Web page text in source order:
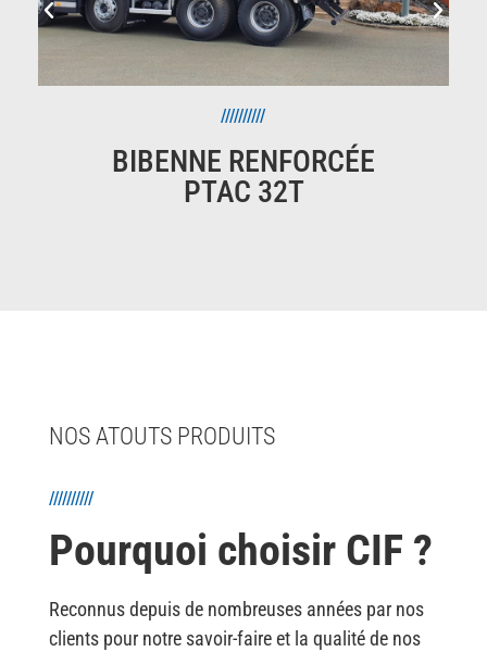
//////////
BIBENNE RENFORCÉE
PTAC 32T
NOS ATOUTS PRODUITS
//////////
Pourquoi choisir CIF ?
Reconnus depuis de nombreuses années par nos
clients pour notre savoir-faire et la qualité de nos